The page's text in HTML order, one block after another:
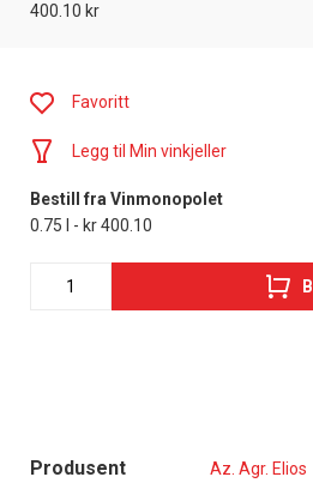
400.10 kr
Produsent Az. Agr. Elios
Favoritt
Legg til Min vinkjeller
Bestill fra Vinmonopolet
0.75 l - kr 400.10